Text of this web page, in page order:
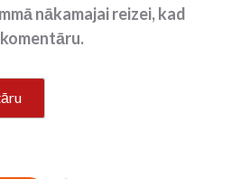
nākamajai reizei, kad